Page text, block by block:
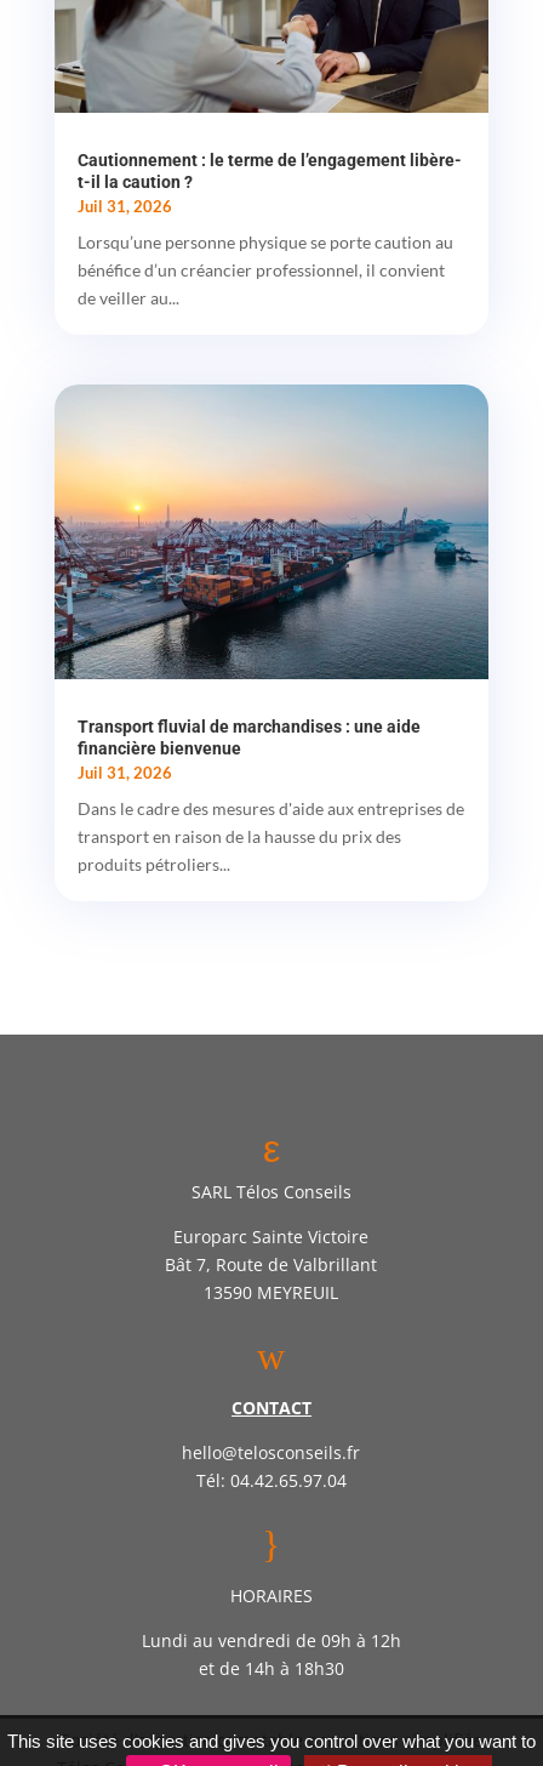
Cautionnement : le terme de l’engagement libère-
t-il la caution ?
Juil 31, 2026
Lorsqu’une personne physique se porte caution au
bénéfice d’un créancier professionnel, il convient
de veiller au...
Transport fluvial de marchandises : une aide
financière bienvenue
Juil 31, 2026
Dans le cadre des mesures d'aide aux entreprises de
transport en raison de la hausse du prix des
produits pétroliers...
ε
SARL Télos Conseils
Europarc Sainte Victoire
Bât 7, Route de Valbrillant
13590 MEYREUIL
w
CONTACT
hello@telosconseils.fr
Tél: 04.42.65.97.04
}
HORAIRES
Lundi au vendredi de 09h à 12h
et de 14h à 18h30
Société d’expertise comptable par actions simplifiée
This site uses cookies and gives you control over what you want to